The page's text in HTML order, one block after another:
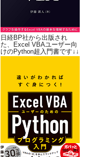
日経BP社から出版され
た、Excel VBAユーザー向
けのPython超入門書です↓↓